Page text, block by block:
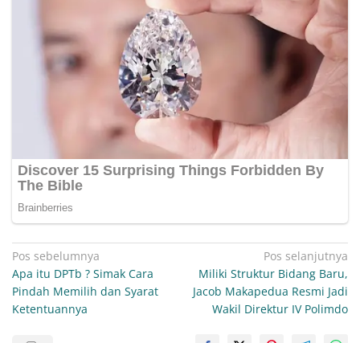
Navigasi
pos
Pos sebelumnya
Apa itu DPTb ? Simak Cara
Pindah Memilih dan Syarat
Ketentuannya
Pos selanjutnya
Miliki Struktur Bidang Baru,
Jacob Makapedua Resmi Jadi
Wakil Direktur IV Polimdo